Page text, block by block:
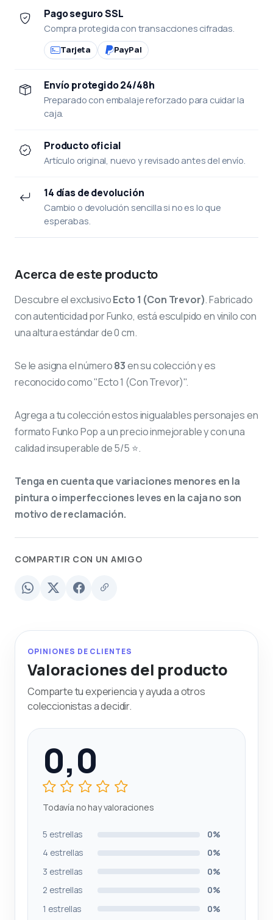
Pago seguro SSL
Compra protegida con transacciones cifradas.
Tarjeta PayPal
Envío protegido 24/48h
Preparado con embalaje reforzado para cuidar la
caja.
Producto oficial
Artículo original, nuevo y revisado antes del envío.
14 días de devolución
Cambio o devolución sencilla si no es lo que
esperabas.
Acerca de este producto
Descubre el exclusivoEcto 1 (Con Trevor). Fabricado
con autenticidad por Funko, está esculpido en vinilo con
una altura estándar de 0 cm.
Se le asigna el número83en su colección y es
reconocido como "Ecto 1 (Con Trevor)".
Agrega a tu colección estos inigualables personajes en
formato Funko Pop a un precio inmejorable y con una
calidad insuperable de 5/5 ⭐.
Tenga en cuenta que variaciones menores en la
pintura o imperfecciones leves en la caja no son
motivo de reclamación.
COMPARTIR CON UN AMIGO
OPINIONES DE CLIENTES
Valoraciones del producto
Comparte tu experiencia y ayuda a otros
coleccionistas a decidir.
0,0
Todavía no hay valoraciones
5 estrellas
0%
4 estrellas
0%
3 estrellas
0%
2 estrellas
0%
1 estrellas
0%